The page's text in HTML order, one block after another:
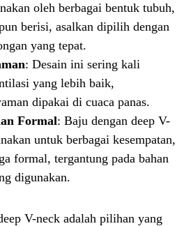
oleh berbagai bentuk tubuh,
berisi, asalkan dipilih dengan
yang tepat.
: Desain ini sering kali
yang lebih baik,
dipakai di cuaca panas.
Formal: Baju dengan deep V-
untuk berbagai kesempatan,
formal, tergantung pada bahan
digunakan.
V-neck adalah pilihan yang